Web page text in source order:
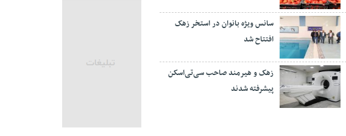
سانس ویژه بانوان در استخر زهک
افتتاح شد
زهک و هیرمند صاحب سی‌تی‌اسکن
پیشرفته شدند